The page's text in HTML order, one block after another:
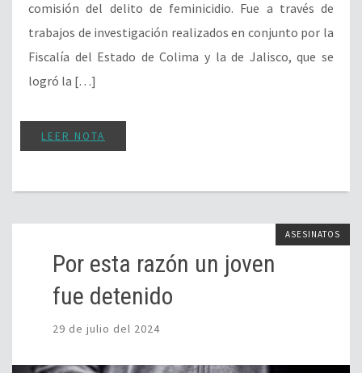
comisión del delito de feminicidio. Fue a través de
trabajos de investigación realizados en conjunto por la
Fiscalía del Estado de Colima y la de Jalisco, que se
logró la […]
LEER NOTA
ASESINATOS
Por esta razón un joven
fue detenido
29 de julio del 2024